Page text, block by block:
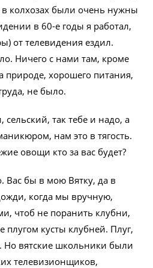
в колхозах были очень нужны
в 60-е годы я работал,
от телевидения ездил.
Ничего с нами там, кроме
природе, хорошего питания,
не было.
сельский, так тебе и надо, а
нам это в тягость.
овощи кто за вас будет?
Вас бы в мою Вятку, да в
когда мы вручную,
чтоб не поранить клубни,
кусты клубней. Плуг,
Но вятские школьники были
телевизионщиков,